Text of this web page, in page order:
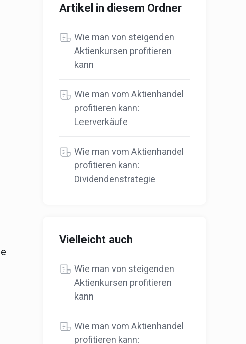
Artikel in diesem Ordner
Wie man von steigenden
Aktienkursen profitieren
kann
Wie man vom Aktienhandel
profitieren kann:
Leerverkäufe
Wie man vom Aktienhandel
profitieren kann:
Dividendenstrategie
Vielleicht auch
Wie man von steigenden
Aktienkursen profitieren
kann
Wie man vom Aktienhandel
profitieren kann: